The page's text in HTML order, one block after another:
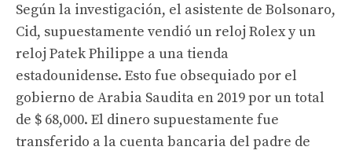
Según la investigación, el asistente de Bolsonaro,
Cid, supuestamente vendió un reloj Rolex y un
reloj Patek Philippe a una tienda
estadounidense. Esto fue obsequiado por el
gobierno de Arabia Saudita en 2019 por un total
de $ 68,000. El dinero supuestamente fue
transferido a la cuenta bancaria del padre de